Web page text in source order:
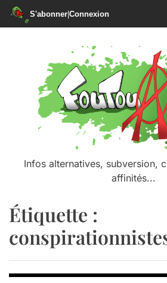
S'abonner|Connexion
Infos alternatives, subversion,
affinités...
Étiquette :